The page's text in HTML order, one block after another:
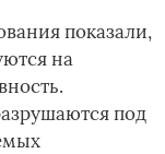
показали,
на
под